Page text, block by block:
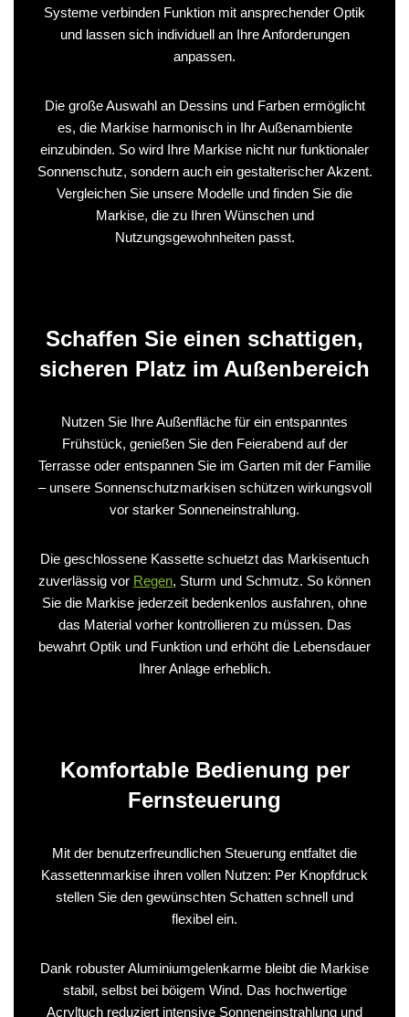
Systeme verbinden Funktion mit ansprechender Optik
und lassen sich individuell an Ihre Anforderungen
anpassen.
Die große Auswahl an Dessins und Farben ermöglicht
es, die Markise harmonisch in Ihr Außenambiente
einzubinden. So wird Ihre Markise nicht nur funktionaler
Sonnenschutz, sondern auch ein gestalterischer Akzent.
Vergleichen Sie unsere Modelle und finden Sie die
Markise, die zu Ihren Wünschen und
Nutzungsgewohnheiten passt.
Schaffen Sie einen schattigen,
sicheren Platz im Außenbereich
Nutzen Sie Ihre Außenfläche für ein entspanntes
Frühstück, genießen Sie den Feierabend auf der
Terrasse oder entspannen Sie im Garten mit der Familie
– unsere Sonnenschutzmarkisen schützen wirkungsvoll
vor starker Sonneneinstrahlung.
Die geschlossene Kassette schuetzt das Markisentuch
zuverlässig vor Regen, Sturm und Schmutz. So können
Sie die Markise jederzeit bedenkenlos ausfahren, ohne
das Material vorher kontrollieren zu müssen. Das
bewahrt Optik und Funktion und erhöht die Lebensdauer
Ihrer Anlage erheblich.
Komfortable Bedienung per
Fernsteuerung
Mit der benutzerfreundlichen Steuerung entfaltet die
Kassettenmarkise ihren vollen Nutzen: Per Knopfdruck
stellen Sie den gewünschten Schatten schnell und
flexibel ein.
Dank robuster Aluminiumgelenkarme bleibt die Markise
stabil, selbst bei böigem Wind. Das hochwertige
Acryltuch reduziert intensive Sonneneinstrahlung und